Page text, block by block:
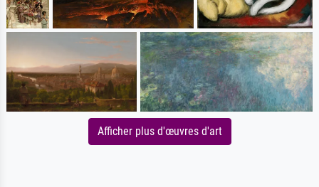
Afficher plus d'œuvres d'art